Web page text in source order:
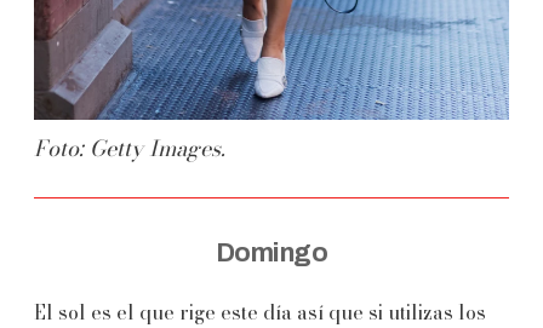
Foto: Getty Images.
Domingo
El sol es el que rige este día así que si utilizas los